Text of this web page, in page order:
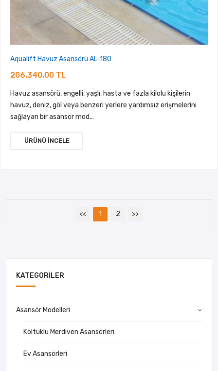
KATEGORILER
Asansör Modelleri
Koltuklu Merdiven Asansörleri
Ev Asansörleri
Aqualift Havuz Asansörü AL-180
206.340,00 TL
Havuz asansörü, engelli, yaşlı, hasta ve fazla kilolu kişilerin
havuz, deniz, göl veya benzeri yerlere yardımsız erişmelerini
sağlayan bir asansör mod...
ÜRÜNÜ İNCELE
<< 1 2 >>